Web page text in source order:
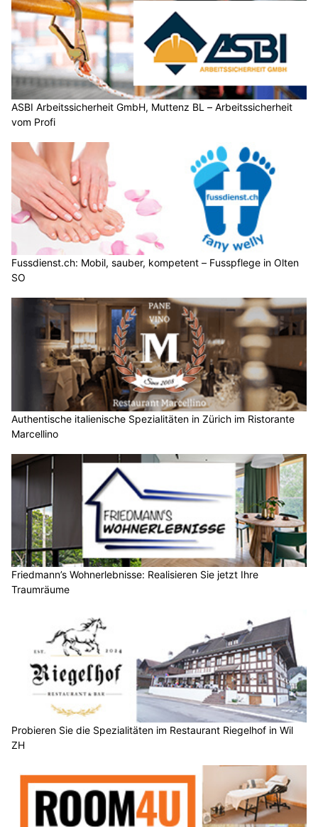
ASBI Arbeitssicherheit GmbH, Muttenz BL – Arbeitssicherheit
vom Profi
Fussdienst.ch: Mobil, sauber, kompetent – Fusspflege in Olten
SO
Authentische italienische Spezialitäten in Zürich im Ristorante
Marcellino
Friedmann’s Wohnerlebnisse: Realisieren Sie jetzt Ihre
Traumräume
Probieren Sie die Spezialitäten im Restaurant Riegelhof in Wil
ZH